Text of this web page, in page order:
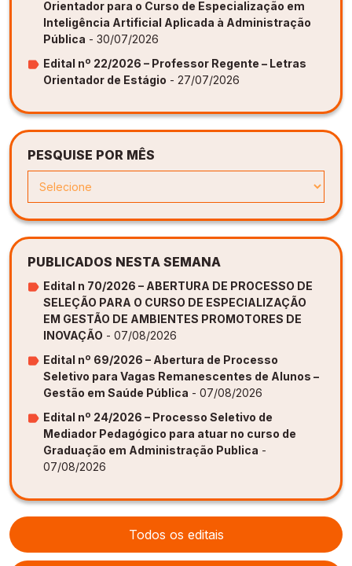
Orientador para o Curso de Especialização em
Inteligência Artificial Aplicada à Administração
Pública - 30/07/2026
Edital nº 22/2026 – Professor Regente – Letras
Orientador de Estágio - 27/07/2026
PESQUISE POR MÊS
PUBLICADOS NESTA SEMANA
Edital n 70/2026 – ABERTURA DE PROCESSO DE
SELEÇÃO PARA O CURSO DE ESPECIALIZAÇÃO
EM GESTÃO DE AMBIENTES PROMOTORES DE
INOVAÇÃO - 07/08/2026
Edital nº 69/2026 – Abertura de Processo
Seletivo para Vagas Remanescentes de Alunos –
Gestão em Saúde Pública - 07/08/2026
Edital nº 24/2026 – Processo Seletivo de
Mediador Pedagógico para atuar no curso de
Graduação em Administração Publica -
07/08/2026
Todos os editais